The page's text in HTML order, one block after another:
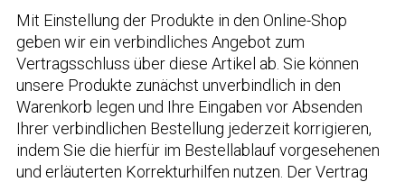
Mit Einstellung der Produkte in den Online-Shop
geben wir ein verbindliches Angebot zum
Vertragsschluss über diese Artikel ab. Sie können
unsere Produkte zunächst unverbindlich in den
Warenkorb legen und Ihre Eingaben vor Absenden
Ihrer verbindlichen Bestellung jederzeit korrigieren,
indem Sie die hierfür im Bestellablauf vorgesehenen
und erläuterten Korrekturhilfen nutzen. Der Vertrag